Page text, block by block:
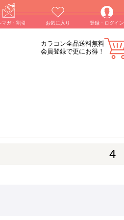
マガ・割引 お気に入り 登録・ログイン
カラコン全品送料無料
会員登録で更にお得！
4